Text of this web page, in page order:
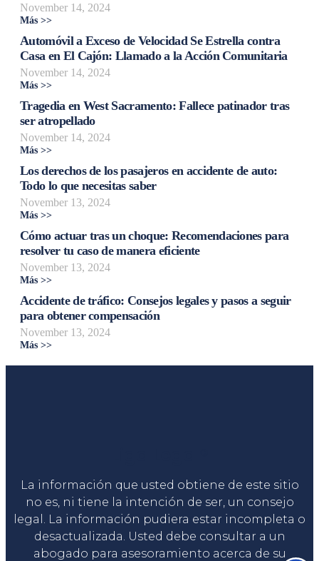
November 14, 2024
Más >>
Automóvil a Exceso de Velocidad Se Estrella contra
Casa en El Cajón: Llamado a la Acción Comunitaria
November 14, 2024
Más >>
Tragedia en West Sacramento: Fallece patinador tras
ser atropellado
November 14, 2024
Más >>
Los derechos de los pasajeros en accidente de auto:
Todo lo que necesitas saber
November 13, 2024
Más >>
Cómo actuar tras un choque: Recomendaciones para
resolver tu caso de manera eficiente
November 13, 2024
Más >>
Accidente de tráfico: Consejos legales y pasos a seguir
para obtener compensación
November 13, 2024
Más >>
La información que usted obtiene de este sitio
no es, ni tiene la intención de ser, un consejo
legal. La información pudiera estar incompleta o
desactualizada. Usted debe consultar a un
abogado para asesoramiento acerca de su